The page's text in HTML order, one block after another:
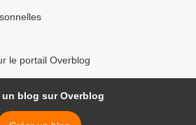
le portail Overblog
un blog sur Overblog